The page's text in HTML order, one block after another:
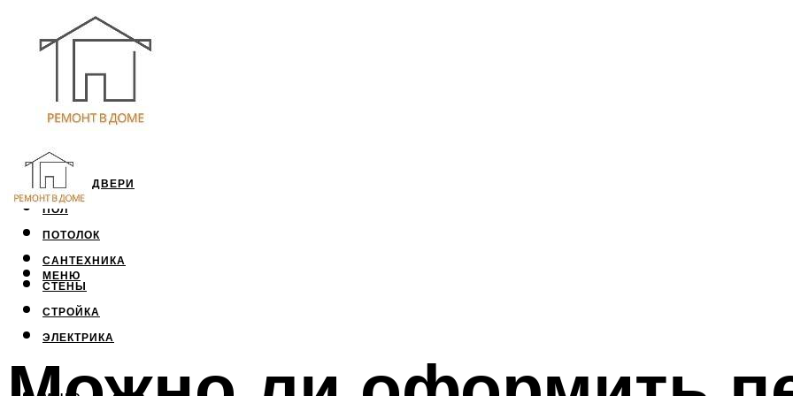
ОКНА И ДВЕРИ
ПОЛ
ПОТОЛОК
САНТЕХНИКА
СТЕНЫ
СТРОЙКА
ЭЛЕКТРИКА
МЕНЮ